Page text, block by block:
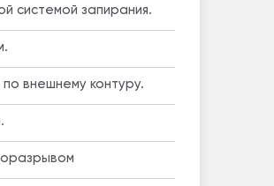
системой запирания.
по внешнему контуру.